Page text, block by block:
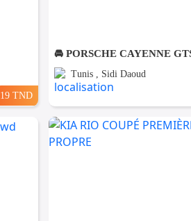
19 TND
Tunis , Sidi Daoud